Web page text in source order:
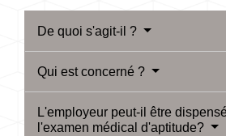
De quoi s'agit-il ?
Qui est concerné ?
L'employeur peut-il être
l'examen médical d'aptitude?